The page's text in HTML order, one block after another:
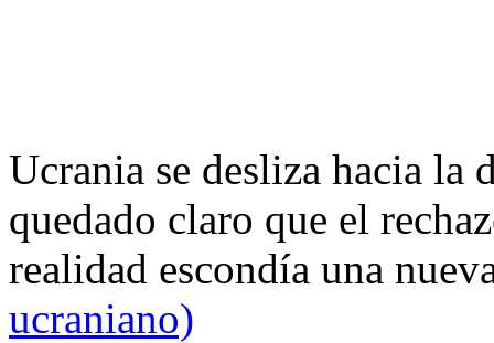
Ucrania se desliza hacia
quedado claro que el
realidad escondía una
ucraniano)